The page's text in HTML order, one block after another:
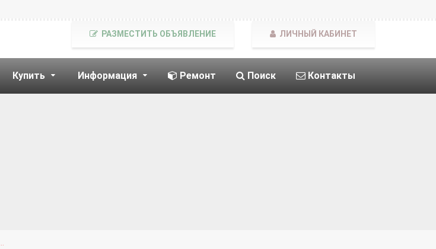
Купить Информация Ремонт Поиск Контакты
РАЗМЕСТИТЬ ОБЪЯВЛЕНИЕ ЛИЧНЫЙ КАБИНЕТ